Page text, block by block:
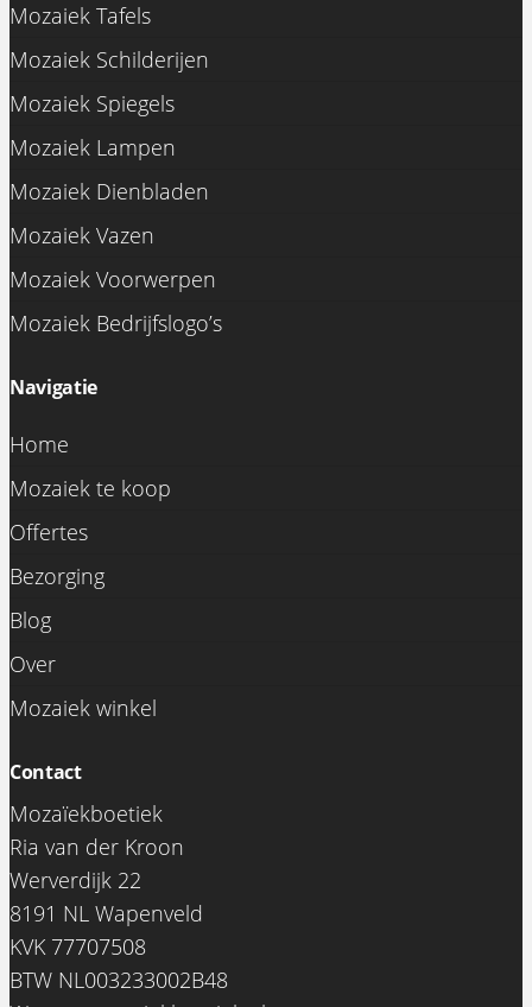
Mozaiek Tafels
Mozaiek Schilderijen
Mozaiek Spiegels
Mozaiek Lampen
Mozaiek Dienbladen
Mozaiek Vazen
Mozaiek Voorwerpen
Mozaiek Bedrijfslogo’s
Navigatie
Home
Mozaiek te koop
Offertes
Bezorging
Blog
Over
Mozaiek winkel
Contact
Mozaïekboetiek
Ria van der Kroon
Werverdijk 22
8191 NL Wapenveld
KVK 77707508
BTW NL003233002B48